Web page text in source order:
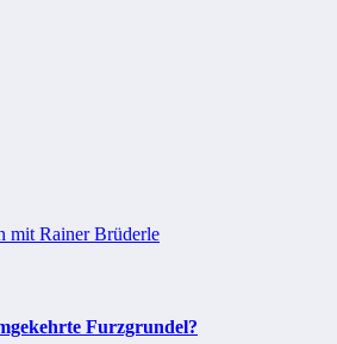
mit Rainer Brüderle
Furzgrundel?